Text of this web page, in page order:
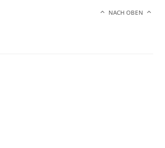
NACH OBEN